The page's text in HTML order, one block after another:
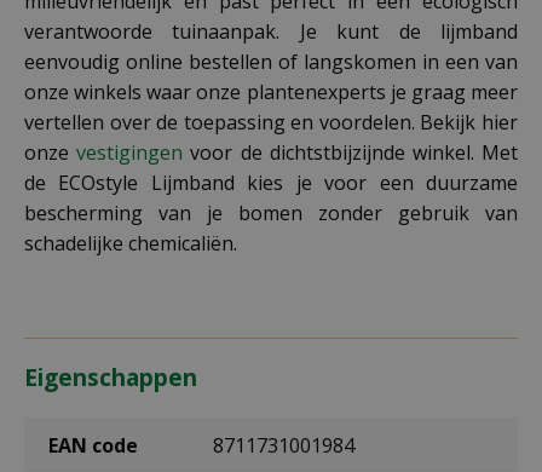
verantwoorde tuinaanpak. Je kunt de lijmband
eenvoudig online bestellen of langskomen in een van
onze winkels waar onze plantenexperts je graag meer
vertellen over de toepassing en voordelen. Bekijk hier
onzevestigingen voor de dichtstbijzijnde winkel. Met
de ECOstyle Lijmband kies je voor een duurzame
bescherming van je bomen zonder gebruik van
schadelijke chemicaliën.
Eigenschappen
EAN code 8711731001984